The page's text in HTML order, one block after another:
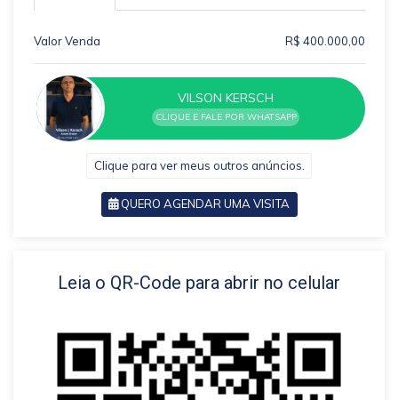
Valor Venda R$ 400.000,00
VILSON KERSCH
CLIQUE E FALE POR WHATSAPP
Clique para ver meus outros anúncios.
QUERO AGENDAR UMA VISITA
VOLTAR
Leia o QR-Code para abrir no celular